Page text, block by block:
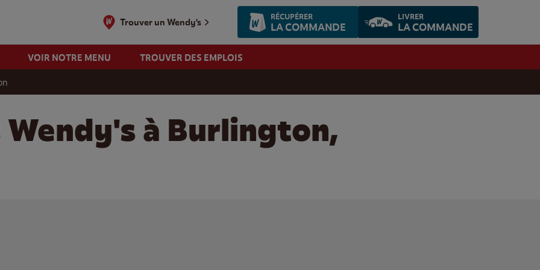
Trouver un Wendy's RÉCUPÉRER
LA COMMANDE
LIVRER
LA COMMANDE
VOIR NOTRE MENU TROUVER DES EMPLOIS
à Burlington,